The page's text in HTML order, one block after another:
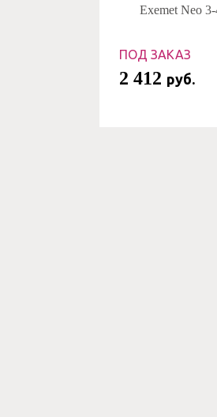
Exemet Neo
ПОД ЗАКАЗ
2 412 руб.